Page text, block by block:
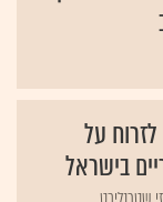
על
בישראל